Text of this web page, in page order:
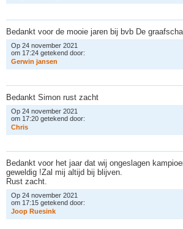
Bedankt voor de mooie jaren bij bvb De
Op 24 november 2021
om 17:24 getekend door:
Gerwin jansen
Bedankt Simon rust zacht
Op 24 november 2021
om 17:20 getekend door:
Chris
Bedankt voor het jaar dat wij ongeslagen
geweldig !Zal mij altijd bij blijven.
Rust zacht.
Op 24 november 2021
om 17:15 getekend door:
Joop Ruesink